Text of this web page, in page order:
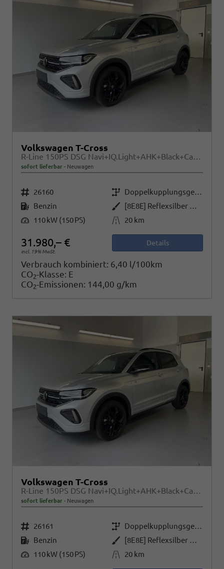
Volkswagen T-Cross
R-Line 150PS DSG Navi+IQ.Light+AHK+Black+Cam+Keyless+Side+Climatronic
sofort lieferbar Neuwagen
Fahrzeugnr. 26160 Getriebe
Doppelkupplungsgetriebe (DSG)
Kraftstoff Benzin Außenfarbe
[8E8E] Reflexsilber Metallic
Leistung 110 kW (150 PS) Kilometerstand 20 km
31.980,– €
incl. 19% MwSt.
Details
Verbrauch kombiniert: 6,40 l/100km
CO2-Klasse: E
CO2-Emissionen: 144,00 g/km
Volkswagen T-Cross
R-Line 150PS DSG Navi+IQ.Light+AHK+Black+Cam+Keyless+Side+Climatronic
sofort lieferbar Neuwagen
Fahrzeugnr. 26161 Getriebe
Doppelkupplungsgetriebe (DSG)
Kraftstoff Benzin Außenfarbe
[8E8E] Reflexsilber Metallic
Leistung 110 kW (150 PS) Kilometerstand 20 km